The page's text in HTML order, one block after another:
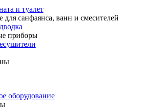
и туалет
санфаянса, ванн и смесителей
приборы
оборудование